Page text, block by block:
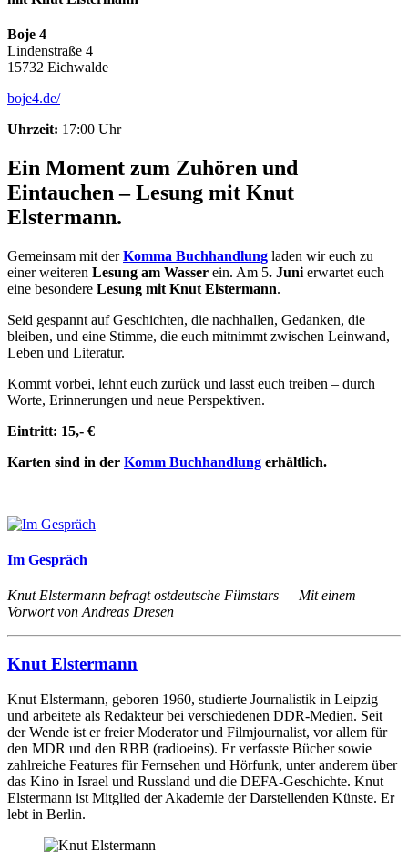
Boje 4
Lindenstraße 4
15732 Eichwalde
boje4.de/
Uhrzeit: 17:00 Uhr
Ein Moment zum Zuhören und
Eintauchen – Lesung mit Knut
Elstermann.
Gemeinsam mit derKomma Buchhandlung laden wir euch zu
einer weiteren Lesung am Wasser ein. Am 5. Juni erwartet euch
eine besondere Lesung mit Knut Elstermann.
Seid gespannt auf Geschichten, die nachhallen, Gedanken, die
bleiben, und eine Stimme, die euch mitnimmt zwischen Leinwand,
Leben und Literatur.
Kommt vorbei, lehnt euch zurück und lasst euch treiben – durch
Worte, Erinnerungen und neue Perspektiven.
Eintritt: 15,- €
Karten sind in der Komm Buchhandlung erhältlich.
Im Gespräch
Knut Elstermann befragt ostdeutsche Filmstars — Mit einem
Vorwort von Andreas Dresen
Knut Elstermann
Knut Elstermann, geboren 1960, studierte Journalistik in Leipzig
und arbeitete als Redakteur bei verschiedenen DDR-Medien. Seit
der Wende ist er freier Moderator und Filmjournalist, vor allem für
den MDR und den RBB (radioeins). Er verfasste Bücher sowie
zahlreiche Features für Fernsehen und Hörfunk, unter anderem über
das Kino in Israel und Russland und die DEFA-Geschichte. Knut
Elstermann ist Mitglied der Akademie der Darstellenden Künste. Er
lebt in Berlin.